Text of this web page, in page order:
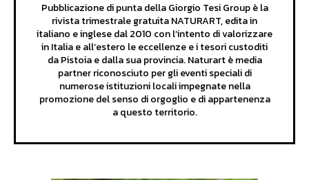
Pubblicazione di punta della Giorgio Tesi Group è la
rivista trimestrale gratuita NATURART, edita in
italiano e inglese dal 2010 con l’intento di valorizzare
in Italia e all’estero le eccellenze e i tesori custoditi
da Pistoia e dalla sua provincia. Naturart è media
partner riconosciuto per gli eventi speciali di
numerose istituzioni locali impegnate nella
promozione del senso di orgoglio e di appartenenza
a questo territorio.